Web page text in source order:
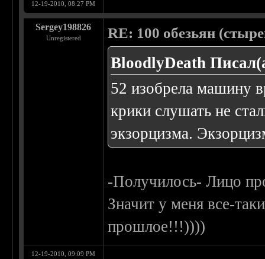
12-19-2010, 08:27 PM
Sergey198826
Unregistered RE: 100 обезьян
BloodlyDeath
52 изобрела машину
крики слушать не
экзорцизма.
-Получилось- Лицо
Значит у меня все-
прошлое!!!))))
12-19-2010, 09:09 PM